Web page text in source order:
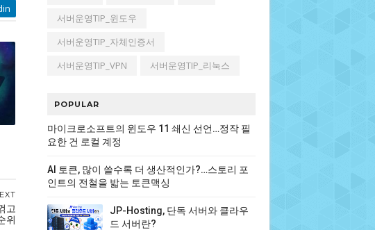
고
위
서버운영TIP_윈도우
서버운영TIP_자체인증서
서버운영TIP_VPN
서버운영TIP_리눅스
POPULAR
마이크로소프트의 윈도우 11 쇄신 선언…정작 필
요한 건 로컬 계정
AI 토큰, 많이 쓸수록 더 생산적인가?…스토리 포
인트의 전철을 밟는 토큰맥싱
JP-Hosting, 단독 서버와 클라우
드 서버란?